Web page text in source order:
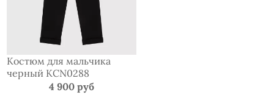
Костюм для мальчика
черный KCN0288
4 900 руб